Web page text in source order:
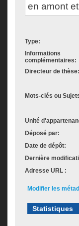
en amont
Type:
Informations
complémentaires:
Directeur de thèse:
Mots-clés ou
Unité
Déposé par:
Date de dépôt:
Dernière
Adresse URL :
Modifier les
Statistiques